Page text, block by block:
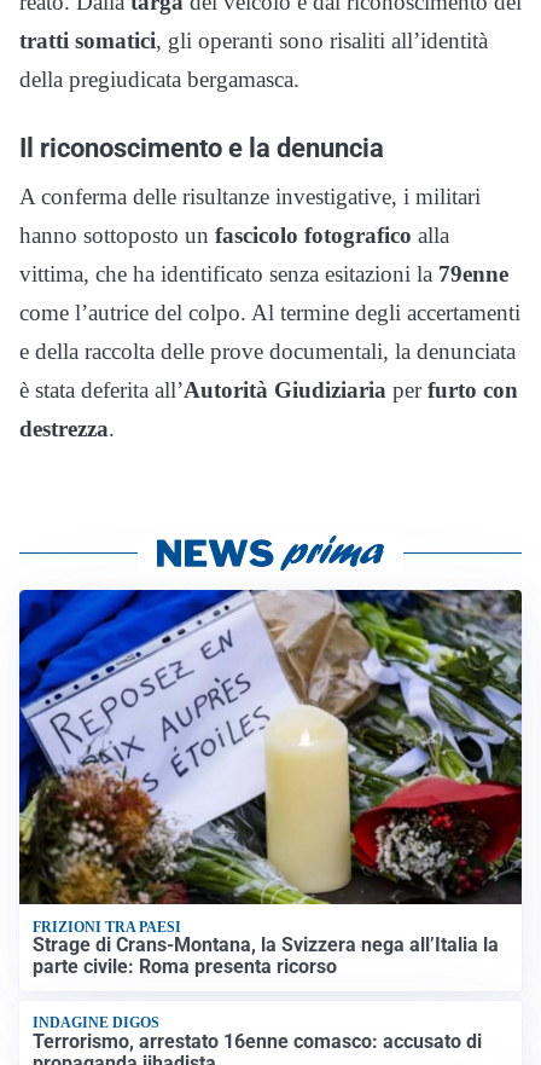
tratti somatici, gli operanti sono risaliti all’identità
della pregiudicata bergamasca.
Il riconoscimento e la denuncia
A conferma delle risultanze investigative, i militari
hanno sottoposto un fascicolo fotografico alla
vittima, che ha identificato senza esitazioni la 79enne
come l’autrice del colpo. Al termine degli accertamenti
e della raccolta delle prove documentali, la denunciata
è stata deferita all’Autorità Giudiziaria perfurto con
destrezza.
FRIZIONI TRA PAESI
Strage di Crans-Montana, la Svizzera nega all’Italia la
parte civile: Roma presenta ricorso
INDAGINE DIGOS
Terrorismo, arrestato 16enne comasco: accusato di